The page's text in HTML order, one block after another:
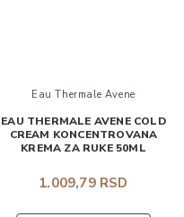
Eau Thermale Avene
EAU THERMALE AVENE COLD
CREAM KONCENTROVANA
KREMA ZA RUKE 50ML
1.009,79 RSD